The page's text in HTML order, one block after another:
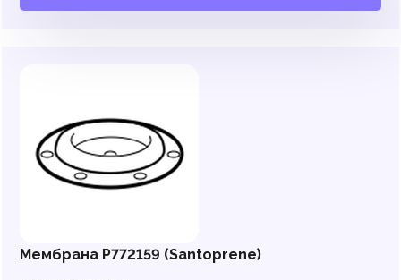
Мембрана P772159 (Santoprene)